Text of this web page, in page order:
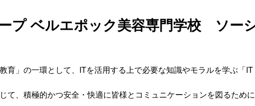
プ ベルエポック美容専門学校 ソー
育」の一環として、ITを活用する上で必要な知識やモラルを学ぶ「
て、積極的かつ安全・快適に皆様とコミュニケーションを図るため